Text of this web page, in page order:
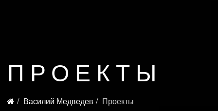
ПРОЕКТЫ
Василий Медведев Проекты